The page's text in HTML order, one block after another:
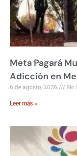
Meta Pagará
Adicción en
6 de agosto, 2026 No
Leer más »